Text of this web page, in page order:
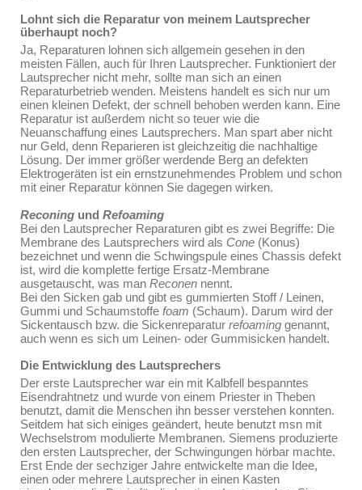
Lohnt sich die Reparatur von meinem Lautsprecher
überhaupt noch?
Ja, Reparaturen lohnen sich allgemein gesehen in den
meisten Fällen, auch für Ihren Lautsprecher. Funktioniert der
Lautsprecher nicht mehr, sollte man sich an einen
Reparaturbetrieb wenden. Meistens handelt es sich nur um
einen kleinen Defekt, der schnell behoben werden kann. Eine
Reparatur ist außerdem nicht so teuer wie die
Neuanschaffung eines Lautsprechers. Man spart aber nicht
nur Geld, denn Reparieren ist gleichzeitig die nachhaltige
Lösung. Der immer größer werdende Berg an defekten
Elektrogeräten ist ein ernstzunehmendes Problem und schon
mit einer Reparatur können Sie dagegen wirken.
Reconing und Refoaming
Bei den Lautsprecher Reparaturen gibt es zwei Begriffe: Die
Membrane des Lautsprechers wird als Cone (Konus)
bezeichnet und wenn die Schwingspule eines Chassis defekt
ist, wird die komplette fertige Ersatz-Membrane
ausgetauscht, was man Reconen nennt.
Bei den Sicken gab und gibt es gummierten Stoff / Leinen,
Gummi und Schaumstoffe foam (Schaum). Darum wird der
Sickentausch bzw. die Sickenreparatur refoaming genannt,
auch wenn es sich um Leinen- oder Gummisicken handelt.
Die Entwicklung des Lautsprechers
Der erste Lautsprecher war ein mit Kalbfell bespanntes
Eisendrahtnetz und wurde von einem Priester in Theben
benutzt, damit die Menschen ihn besser verstehen konnten.
Seitdem hat sich einiges geändert, heute benutzt msn mit
Wechselstrom modulierte Membranen. Siemens produzierte
den ersten Lautsprecher, der Schwingungen hörbar machte.
Erst Ende der sechziger Jahre entwickelte man die Idee,
einen oder mehrere Lautsprecher in einen Kasten